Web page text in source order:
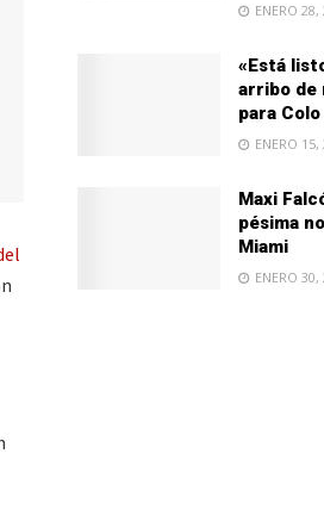
ENERO 28,
«Está
arribo de
para
ENERO 15,
Maxi
pésima
Miami
ENERO 30,